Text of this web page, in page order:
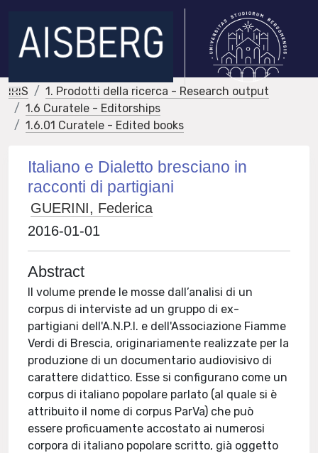
IRIS
1. Prodotti della ricerca - Research output
1.6 Curatele - Editorships
1.6.01 Curatele - Edited books
Italiano e Dialetto bresciano in
racconti di partigiani
GUERINI, Federica
2016-01-01
Abstract
Il volume prende le mosse dall’analisi di un
corpus di interviste ad un gruppo di ex-
partigiani dell'A.N.P.I. e dell'Associazione Fiamme
Verdi di Brescia, originariamente realizzate per la
produzione di un documentario audiovisivo di
carattere didattico. Esse si configurano come un
corpus di italiano popolare parlato (al quale si è
attribuito il nome di corpus ParVa) che può
essere proficuamente accostato ai numerosi
corpora di italiano popolare scritto, già oggetto